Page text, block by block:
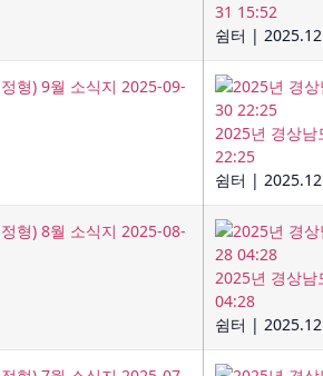
31 15:52
쉼터 |
2025년 경상남
22:25
쉼터 |
2025년 경상남
04:28
쉼터 |